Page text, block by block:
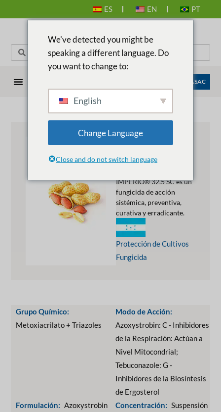
ES EN PT
EMPRESAS ANASAC
IMPERIO®
32.5 SC
IMPERIO® 32.5 SC es un
fungicida de acción
sistémica, preventiva,
curativa y erradicante.
Protección de Cultivos
Fungicida
Grupo Químico:
Metoxiacrilato + Triazoles
Formulación: Azoxystrobin
Modo de Acción:
Azoxystrobin: C - Inhibidores
de la Respiración: Actúan a
Nivel Mitocondrial;
Tebuconazole: G -
Inhibidores de la Biosíntesis
de Ergosterol
Concentración: Suspensión
We've detected you might be
speaking a different language. Do
you want to change to:
English
Change Language
Close and do not switch language